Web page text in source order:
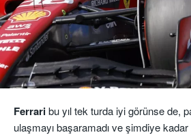
Ferraribu yıl tek turda iyi görünse de,
ulaşmayı başaramadı ve şimdiye